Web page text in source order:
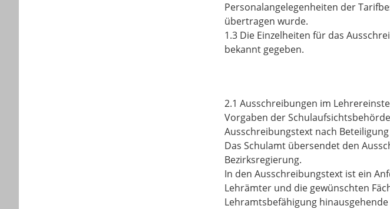
Personalangelegenheiten der
übertragen wurde.
1.3 Die Einzelheiten für das
bekannt gegeben.
2.1 Ausschreibungen im
Vorgaben der
Ausschreibungstext nach
Das Schulamt übersendet den
Bezirksregierung.
In den Ausschreibungstext ist ein
Lehrämter und die gewünschten
Lehramtsbefähigung